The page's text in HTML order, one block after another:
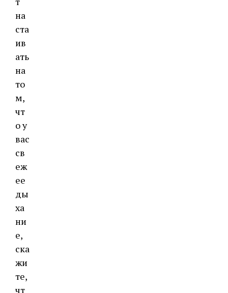
на
ста
ив
ать
на
то
м,
чт
о у
вас
св
еж
ее
ды
ха
ни
е,
ска
жи
те,
чт